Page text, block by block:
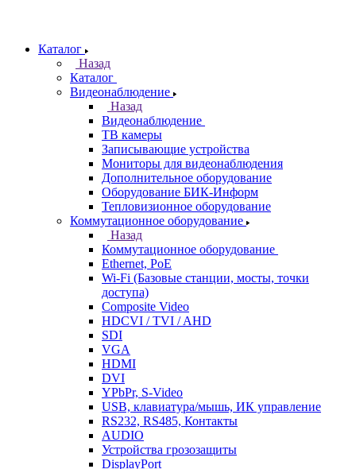
Каталог
Назад
Каталог
Видеонаблюдение
Назад
Видеонаблюдение
ТВ камеры
Записывающие устройства
Мониторы для видеонаблюдения
Дополнительное оборудование
Оборудование БИК-Информ
Тепловизионное оборудование
Коммутационное оборудование
Назад
Коммутационное оборудование
Ethernet, PoE
Wi-Fi (Базовые станции, мосты, точки
доступа)
Composite Video
HDCVI / TVI / AHD
SDI
VGA
HDMI
DVI
YPbPr, S-Video
USB, клавиатура/мышь, ИК управление
RS232, RS485, Контакты
AUDIO
Устройства грозозащиты
DisplayPort